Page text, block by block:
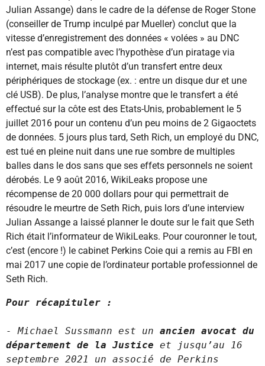
Julian Assange) dans le cadre de la défense de Roger Stone
(conseiller de Trump inculpé par Mueller) conclut que la
vitesse d’enregistrement des données « volées » au DNC
n’est pas compatible avec l’hypothèse d’un piratage via
internet, mais résulte plutôt d’un transfert entre deux
périphériques de stockage (ex. : entre un disque dur et une
clé USB). De plus, l’analyse montre que le transfert a été
effectué sur la côte est des Etats-Unis, probablement le 5
juillet 2016 pour un contenu d’un peu moins de 2 Gigaoctets
de données. 5 jours plus tard, Seth Rich, un employé du DNC,
est tué en pleine nuit dans une rue sombre de multiples
balles dans le dos sans que ses effets personnels ne soient
dérobés. Le 9 août 2016, WikiLeaks propose une
récompense de 20 000 dollars pour qui permettrait de
résoudre le meurtre de Seth Rich, puis lors d’une interview
Julian Assange a laissé planner le doute sur le fait que Seth
Rich était l’informateur de WikiLeaks. Pour couronner le tout,
c’est (encore !) le cabinet Perkins Coie qui a remis au FBI en
mai 2017 une copie de l’ordinateur portable professionnel de
Seth Rich.
Pour récapituler :
- Michael Sussmann est un ancien avocat du
département de la Justice et jusqu’au 16
septembre 2021 un associé de Perkins